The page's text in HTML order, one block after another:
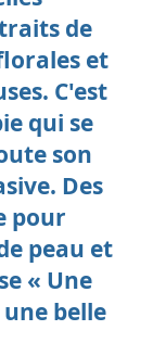
de
et
C'est
qui se
son
Des
pour
peau et
« Une
belle